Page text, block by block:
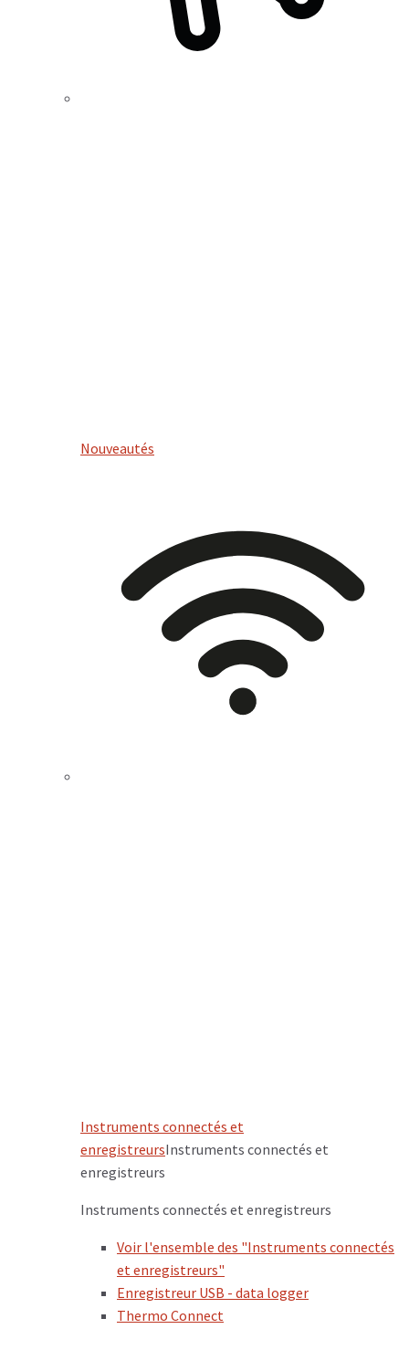
Nouveautés
Instruments connectés et
enregistreursInstruments connectés et
enregistreurs
Instruments connectés et enregistreurs
Voir l'ensemble des "Instruments connectés
et enregistreurs"
Enregistreur USB - data logger
Thermo Connect